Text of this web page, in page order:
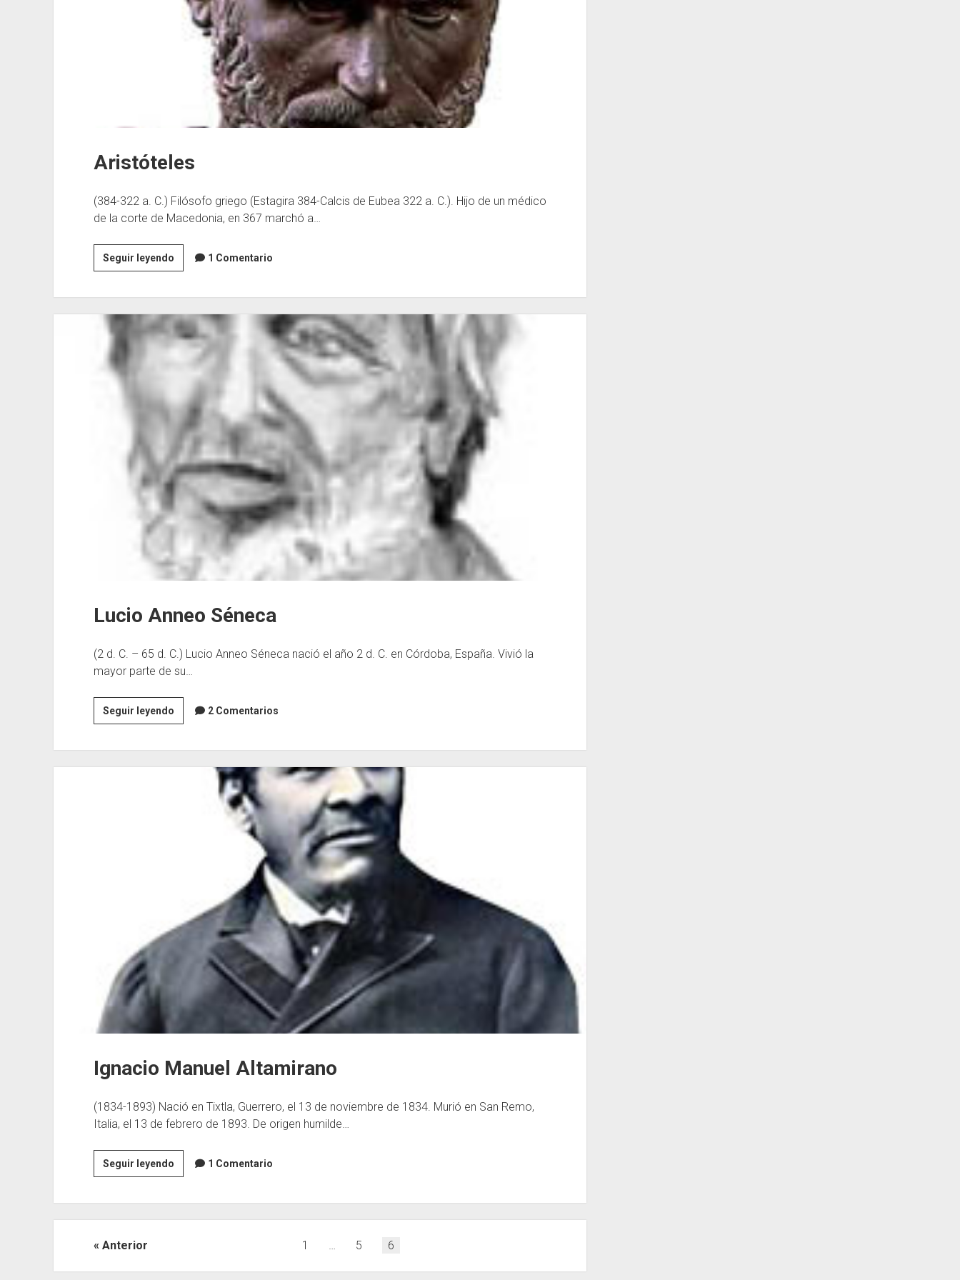
Aristóteles
(384-322 a. C.) Filósofo griego (Estagira 384-Calcis de Eubea 322 a. C.). Hijo de un médico
de la corte de Macedonia, en 367 marchó a…
Seguir leyendoAristóteles1 Comentario
Lucio Anneo Séneca
(2 d. C. – 65 d. C.) Lucio Anneo Séneca nació el año 2 d. C. en Córdoba, España. Vivió la
mayor parte de su…
Seguir leyendoLucio
Anneo
2 Comentarios
Ignacio Manuel Altamirano
(1834-1893) Nació en Tixtla, Guerrero, el 13 de noviembre de 1834. Murió en San Remo,
Italia, el 13 de febrero de 1893. De origen humilde…
Seguir leyendoIgnacio
Manuel
1 Comentario
Paginación
Anterior 1 … 5 6